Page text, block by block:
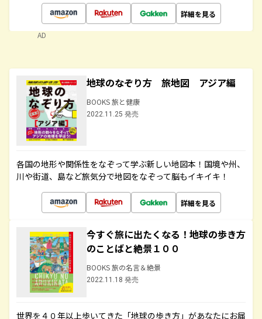
詳細を見る
AD
地球のなぞり方 旅地図 アジア編
BOOKS 旅と健康
2022.11.25 発売
各国の地形や関係性をなぞって学ぶ新しい地図本！国境や州、
川や街道、島など旅気分で地図をなぞって脳もイキイキ！
詳細を見る
今すぐ旅に出たくなる！地球の歩き方
のことばと絶景１００
BOOKS 旅の名言＆絶景
2022.11.18 発売
世界を４０年以上歩いてきた「地球の歩き方」があなたにお届